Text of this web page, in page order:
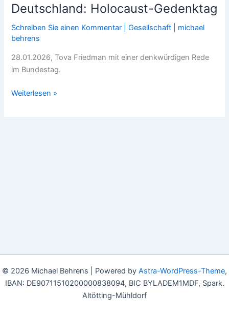
Deutschland: Holocaust-Gedenktag
Schreiben Sie einen Kommentar |Gesellschaft
michael
behrens
28.01.2026, Tova Friedman mit einer denkwürdigen Rede
im Bundestag.
Deutschland:
Weiterlesen »
© 2026 Michael Behrens | Powered by Astra-WordPress-Theme,
IBAN: DE90711510200000838094, BIC BYLADEM1MDF, Spark.
Altötting-Mühldorf